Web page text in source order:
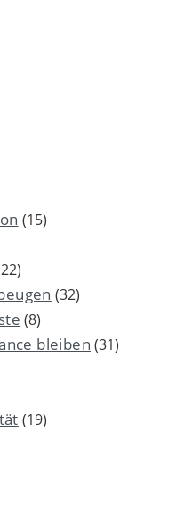
(15)
(32)
(8)
bleiben (31)
(19)